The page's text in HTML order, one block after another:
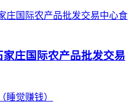
庄国际农产品批发交易